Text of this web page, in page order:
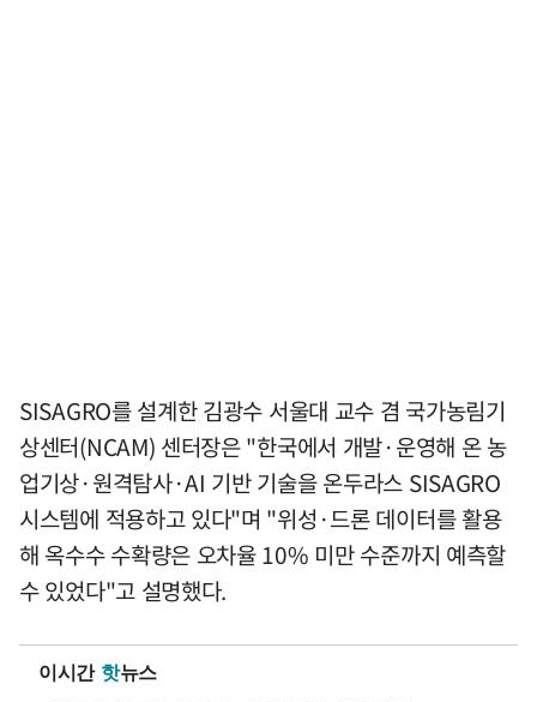
SISAGRO를 설계한 김광수 서울대 교수 겸 국가농림기
상센터(NCAM) 센터장은 "한국에서 개발·운영해 온 농
업기상·원격탐사·AI 기반 기술을 온두라스 SISAGRO
시스템에 적용하고 있다"며 "위성·드론 데이터를 활용
해 옥수수 수확량은 오차율 10% 미만 수준까지 예측할
수 있었다"고 설명했다.
이시간 핫뉴스